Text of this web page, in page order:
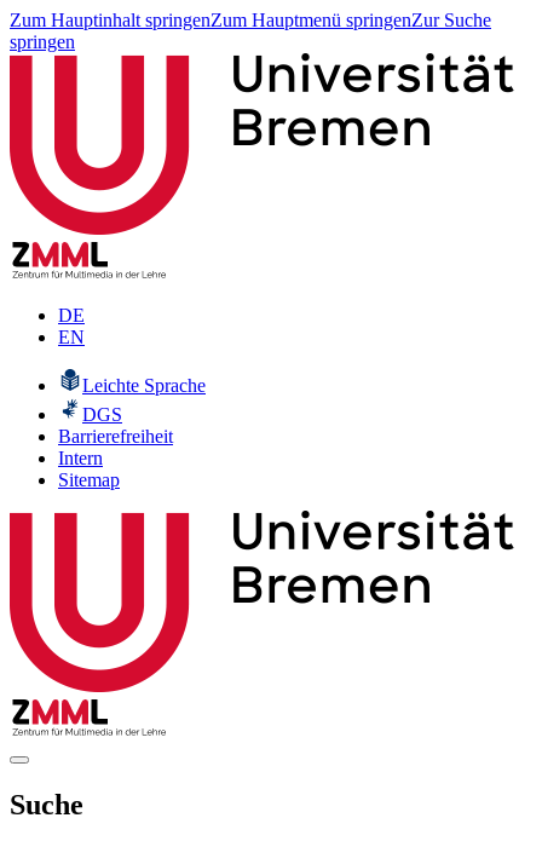
Zum Hauptinhalt springenZum Hauptmenü springenZur Suche
springen
DE
EN
Leichte Sprache
DGS
Barrierefreiheit
Intern
Sitemap
Suche